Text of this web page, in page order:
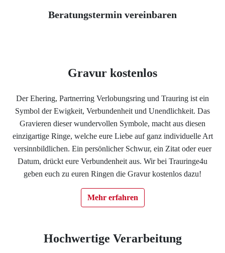
Beratungstermin vereinbaren
Gravur kostenlos
Der Ehering, Partnerring Verlobungsring und Trauring ist ein
Symbol der Ewigkeit, Verbundenheit und Unendlichkeit. Das
Gravieren dieser wundervollen Symbole, macht aus diesen
einzigartige Ringe, welche eure Liebe auf ganz individuelle Art
versinnbildlichen. Ein persönlicher Schwur, ein Zitat oder euer
Datum, drückt eure Verbundenheit aus. Wir bei Trauringe4u
geben euch zu euren Ringen die Gravur kostenlos dazu!
Mehr erfahren
Hochwertige Verarbeitung
Individuelle Trauringe
Uhren Schmuck Reparatur Service
Verlobungsringe Köln